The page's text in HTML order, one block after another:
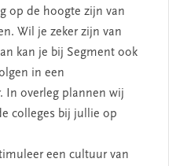
op de hoogte zijn van
Wil je zeker zijn van
kan je bij Segment ook
in een
In overleg plannen wij
colleges bij jullie op
een cultuur van